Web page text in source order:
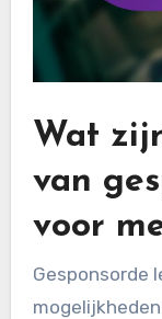
Wat
van
voor
Gesponsorde